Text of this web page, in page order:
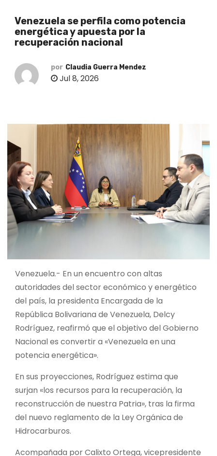
Venezuela se perfila como potencia
energética y apuesta por la
recuperación nacional
por Claudia Guerra Mendez
Jul 8, 2026
Venezuela.- En un encuentro con altas
autoridades del sector económico y energético
del país, la presidenta Encargada de la
República Bolivariana de Venezuela, Delcy
Rodríguez, reafirmó que el objetivo del Gobierno
Nacional es convertir a «Venezuela en una
potencia energética».
En sus proyecciones, Rodríguez estima que
surjan «los recursos para la recuperación, la
reconstrucción de nuestra Patria», tras la firma
del nuevo reglamento de la Ley Orgánica de
Hidrocarburos.
Acompañada por Calixto Ortega, vicepresidente